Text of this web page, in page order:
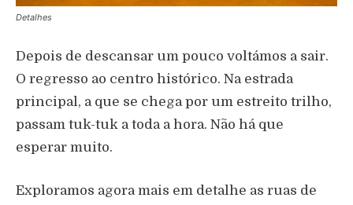
Detalhes
Depois de descansar um pouco voltámos a sair.
O regresso ao centro histórico. Na estrada
principal, a que se chega por um estreito trilho,
passam tuk-tuk a toda a hora. Não há que
esperar muito.
Exploramos agora mais em detalhe as ruas de